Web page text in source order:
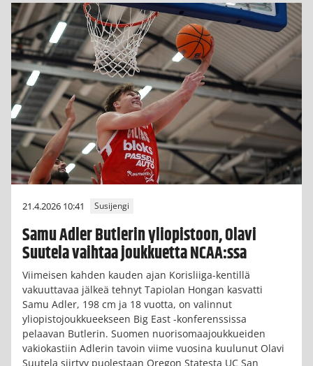
21.4.2026 10:41 Susijengi
Samu Adler Butlerin yliopistoon, Olavi
Suutela vaihtaa joukkuetta NCAA:ssa
Viimeisen kahden kauden ajan Korisliiga-kentillä
vakuuttavaa jälkeä tehnyt Tapiolan Hongan kasvatti
Samu Adler, 198 cm ja 18 vuotta, on valinnut
yliopistojoukkueekseen Big East -konferenssissa
pelaavan Butlerin. Suomen nuorisomaajoukkueiden
vakiokastiin Adlerin tavoin viime vuosina kuulunut Olavi
Suutela siirtyy puolestaan Oregon Statesta UC San